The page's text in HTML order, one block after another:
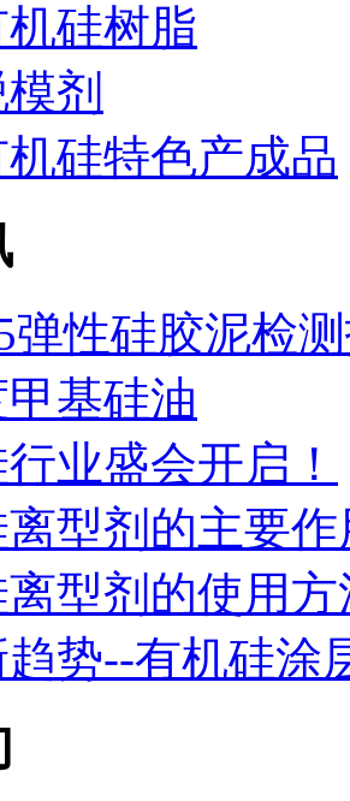
硅树脂
剂
硅特色产成品
弹性硅胶泥检
基硅油
业盛会开启！
型剂的主要作
型剂的使用方
势--有机硅涂